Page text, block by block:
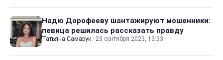
Надю Дорофееву шантажируют мошенники:
певица решилась рассказать правду
Татьяна Самарук · 23 сентября 2023, 13:33